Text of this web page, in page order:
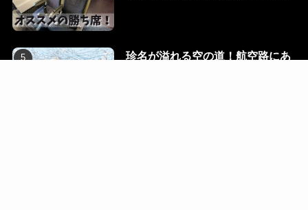
珍名が溢れる空の道！航空路にあ